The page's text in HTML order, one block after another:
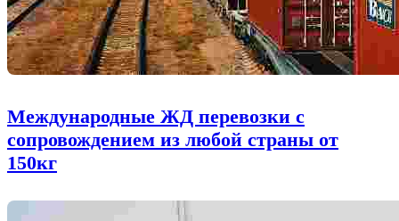
Международные ЖД перевозки с
сопровождением из любой страны от
150кг